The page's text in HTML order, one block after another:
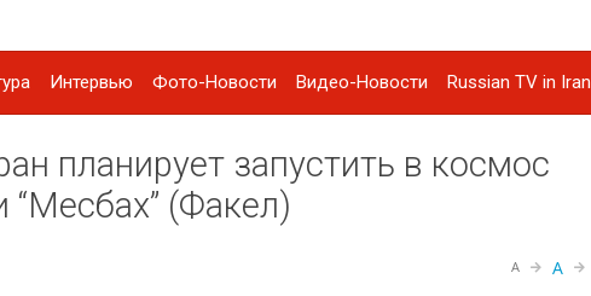
Интервью Фото-Новости Видео-Новости Russian TV in Iran
планирует запустить в космос
“Месбах” (Факел)
A A